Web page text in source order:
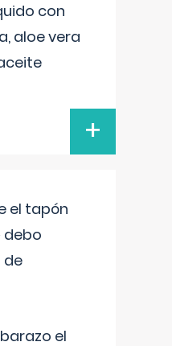
con
aloe vera
+
el tapón
debo
de
el